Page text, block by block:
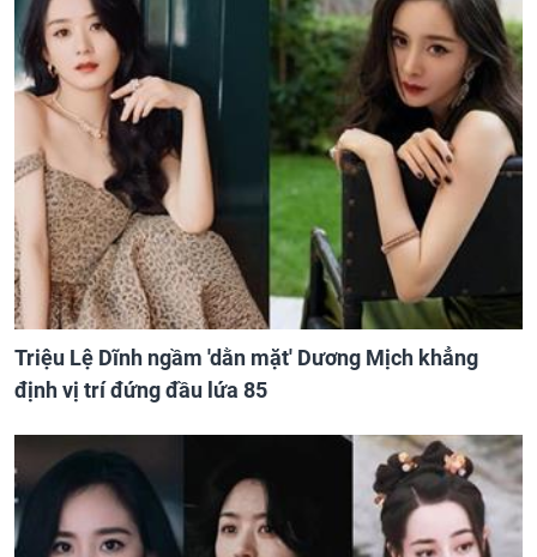
Triệu Lệ Dĩnh ngầm 'dằn mặt' Dương Mịch khẳng
định vị trí đứng đầu lứa 85